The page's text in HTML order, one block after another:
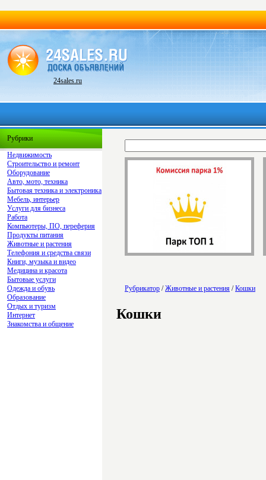
24sales.ru
Рубрики
Недвижимость
Строительство и ремонт
Оборудование
Авто, мото, техника
Бытовая техника и электроника
Мебель, интерьер
Услуги для бизнеса
Работа
Компьютеры, ПО, переферия
Продукты питания
Животные и растения
Телефония и средства связи
Книги, музыка и видео
Медицина и красота
Бытовые услуги
Одежда и обувь
Образование
Отдых и туризм
Интернет
Знакомства и общение
Рубрикатор /Животные и растения /Кошки
Кошки